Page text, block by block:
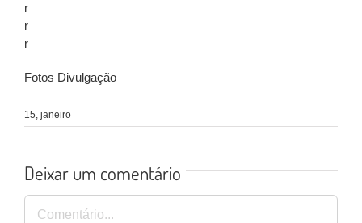
r
r
r
Fotos Divulgação
15, janeiro
Deixar um comentário
Comentário